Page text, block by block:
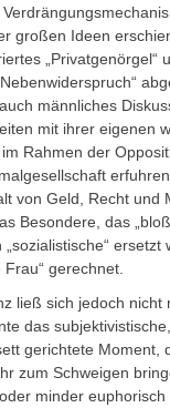
großen Ideen
„Privatgenörgel“
männliches
mit ihrer eigenen
Rahmen der
von Geld, Recht
Besondere, das
gerechnet.
ließ sich jedoch
das
gerichtete Moment,
zum Schweigen
minder